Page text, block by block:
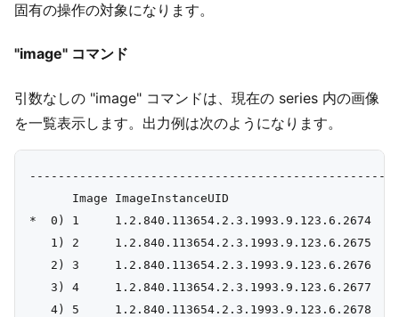
固有の操作の対象になります。
"image" コマンド
引数なしの "image" コマンドは、現在の series 内の画像
を一覧表示します。出力例は次のようになります。
      Image ImageInstanceUID
*  0) 1     1.2.840.113654.2.3.1993.9.123.6.2674
   1) 2     1.2.840.113654.2.3.1993.9.123.6.2675
   2) 3     1.2.840.113654.2.3.1993.9.123.6.2676
   3) 4     1.2.840.113654.2.3.1993.9.123.6.2677
   4) 5     1.2.840.113654.2.3.1993.9.123.6.2678